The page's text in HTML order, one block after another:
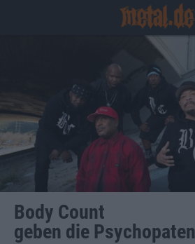
Body Count
geben die Psychopaten